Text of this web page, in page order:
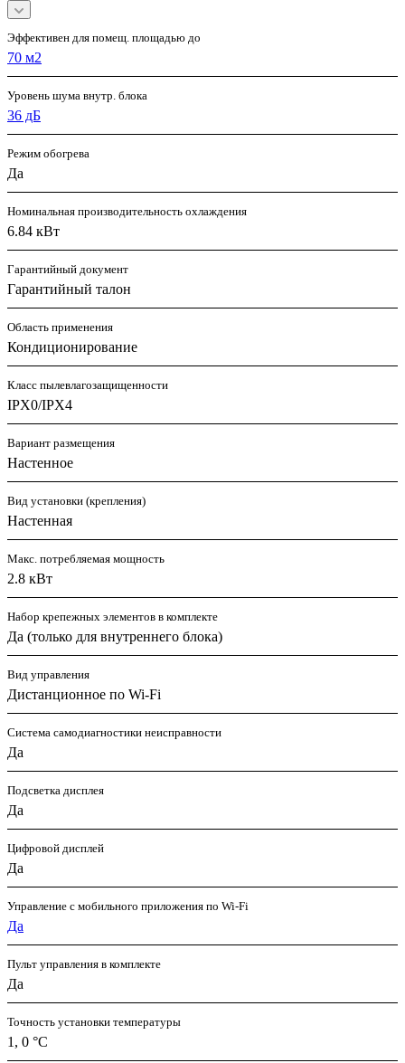
Эффективен для помещ. площадью до
70 м2
Уровень шума внутр. блока
36 дБ
Режим обогрева
Да
Номинальная производительность охлаждения
6.84 кВт
Гарантийный документ
Гарантийный талон
Область применения
Кондиционирование
Класс пылевлагозащищенности
IPX0/IPX4
Вариант размещения
Настенное
Вид установки (крепления)
Настенная
Макс. потребляемая мощность
2.8 кВт
Набор крепежных элементов в комплекте
Да (только для внутреннего блока)
Вид управления
Дистанционное по Wi-Fi
Система самодиагностики неисправности
Да
Подсветка дисплея
Да
Цифровой дисплей
Да
Управление c мобильного приложения по Wi-Fi
Да
Пульт управления в комплекте
Да
Точность установки температуры
1, 0 °С